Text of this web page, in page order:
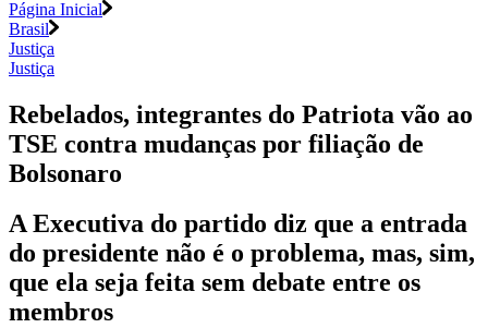
Página Inicial
Brasil
Justiça
Justiça
Rebelados, integrantes do Patriota vão ao
TSE contra mudanças por filiação de
Bolsonaro
A Executiva do partido diz que a entrada
do presidente não é o problema, mas, sim,
que ela seja feita sem debate entre os
membros